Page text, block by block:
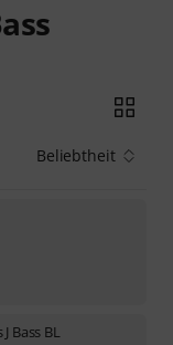
Beliebtheit
Bass BL